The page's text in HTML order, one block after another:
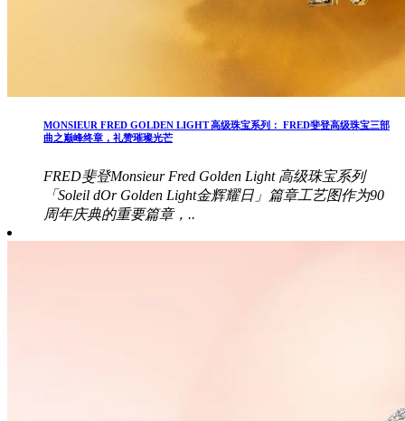
MONSIEUR FRED GOLDEN LIGHT 高级珠宝系列： FRED斐登高级珠宝三部
曲之巅峰终章，礼赞璀璨光芒
FRED斐登Monsieur Fred Golden Light 高级珠宝系列
「Soleil dOr Golden Light金辉耀日」篇章工艺图作为90
周年庆典的重要篇章，..